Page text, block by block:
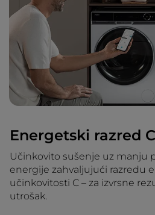
Energetski razred C
Učinkovito sušenje uz manju
energije zahvaljujući razredu
učinkovitosti C – za izvrsne
utrošak.